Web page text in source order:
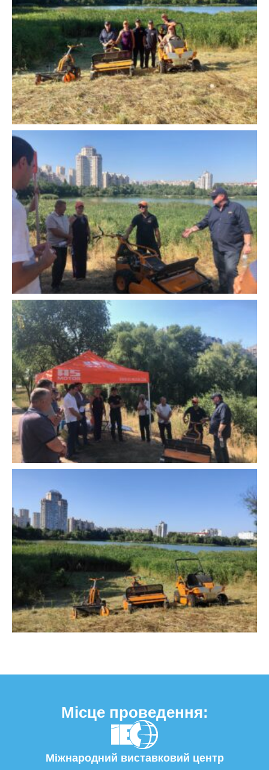
Місце проведення:
Міжнародний виставковий центр